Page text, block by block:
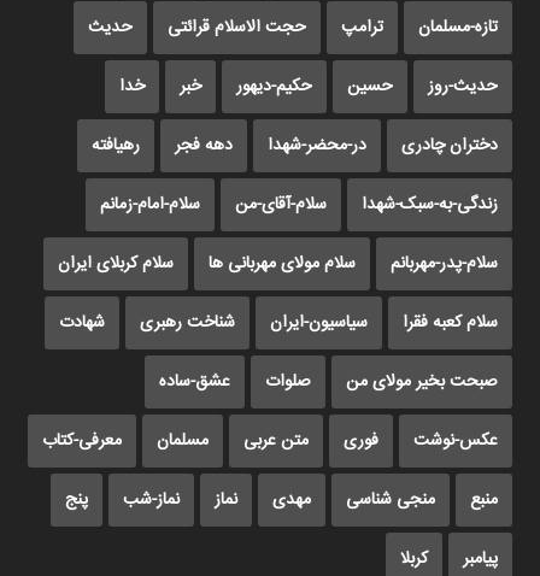
تازه-مسلمان ترامپ حجت الاسلام قرائتی حدیث
حدیث-روز حسین حکیم-دیهور خبر خدا
دختران چادری در-محضر-شهدا دهه فجر رهیافته
زندگی-به-سبک-شهدا سلام-آقای-من سلام-امام-زمانم
سلام-پدر-مهربانم سلام مولای مهربانی ها سلام کربلای ایران
سلام کعبه فقرا سیاسیون-ایران شناخت رهبری شهادت
صبحت بخیر مولای من صلوات عشق-ساده
عکس-نوشت فوری متن عربی مسلمان معرفی-کتاب
منبع منجی شناسی مهدی نماز نماز-شب پنج
پیامبر کربلا